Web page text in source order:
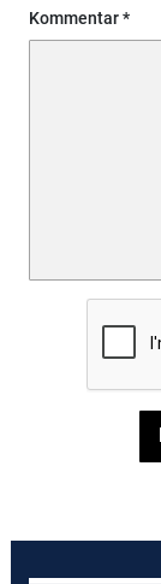
Kommentar